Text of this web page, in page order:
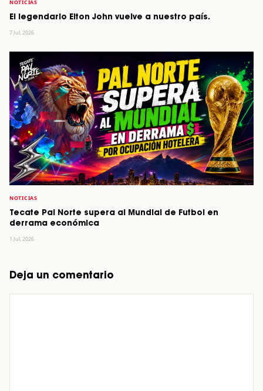
NOTICIAS
El legendario Elton John vuelve a nuestro país.
7 Jul, 2026
NOTICIAS
Tecate Pal Norte supera al Mundial de Futbol en
derrama económica
1 Jul, 2026
Deja un comentario